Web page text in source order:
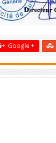
Google +